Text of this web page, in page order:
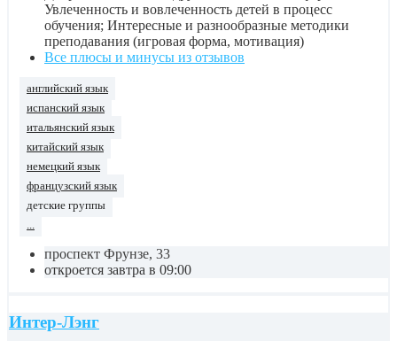
Увлеченность и вовлеченность детей в процесс
обучения; Интересные и разнообразные методики
преподавания (игровая форма, мотивация)
Все плюсы и минусы из отзывов
английский язык
испанский язык
итальянский язык
китайский язык
немецкий язык
французский язык
детские группы
...
проспект Фрунзе, 33
откроется завтра в 09:00
Интер-Лэнг